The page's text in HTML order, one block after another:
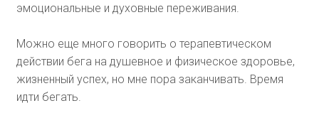
эмоциональные и духовные переживания.
Можно еще много говорить о терапевтическом
действии бега на душевное и физическое здоровье,
жизненный успех, но мне пора заканчивать. Время
идти бегать.